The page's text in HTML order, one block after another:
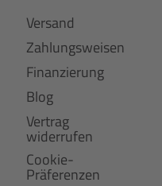
Versand
Zahlungsweisen
Finanzierung
Blog
Vertrag
widerrufen
Cookie-
Präferenzen